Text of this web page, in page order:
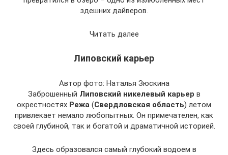
здешних дайверов.
Читать далее
Липовский карьер
Автор фото: Наталья Зюскина
Заброшенный Липовский никелевый карьер в
окрестностях Режа (Свердловская область) летом
привлекает немало любопытных. Он примечателен, как
своей глубиной, так и богатой и драматичной историей.
Здесь образовался самый глубокий водоем в